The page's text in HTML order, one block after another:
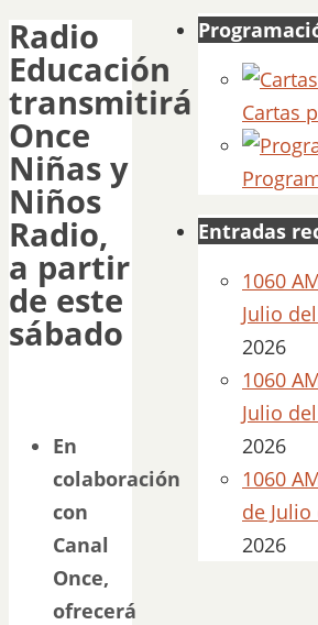
Radio
Educación
transmitirá
Once
Niñas y
Niños
Radio,
a partir
de este
sábado
En
colaboración
con
Canal
Once,
ofrecerá
Cartas
Entradas
1060
Julio
2026
1060
Julio
2026
1060
de
2026